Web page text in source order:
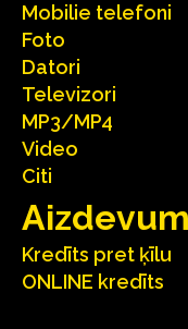
Mobilie telefoni
Foto
Datori
Televizori
MP3/MP4
Video
Citi
Kredīts pret ķīlu
ONLINE kredīts